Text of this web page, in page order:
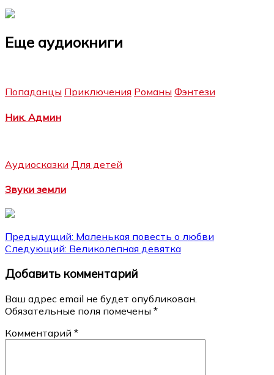
Еще аудиокниги
Попаданцы Приключения Романы Фэнтези
Ник. Админ
Аудиосказки Для детей
Звуки земли
Навигация
по
записям
Предыдущий: Маленькая повесть о любви
Следующий: Великолепная девятка
Добавить комментарий
Ваш адрес email не будет опубликован.
Обязательные поля помечены *
Комментарий *